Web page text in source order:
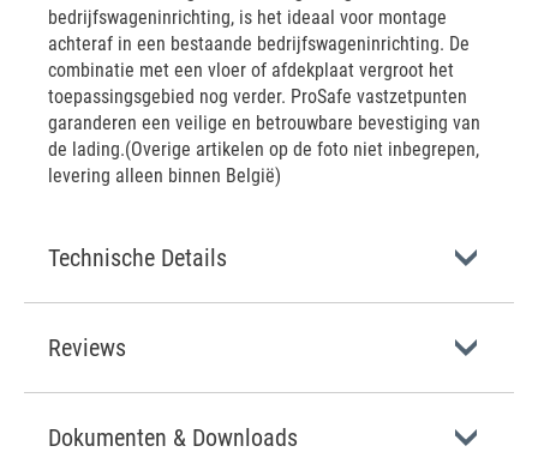
bedrijfswageninrichting, is het ideaal voor montage
achteraf in een bestaande bedrijfswageninrichting. De
combinatie met een vloer of afdekplaat vergroot het
toepassingsgebied nog verder. ProSafe vastzetpunten
garanderen een veilige en betrouwbare bevestiging van
de lading.(Overige artikelen op de foto niet inbegrepen,
levering alleen binnen België)
Technische Details
Reviews
Dokumenten & Downloads